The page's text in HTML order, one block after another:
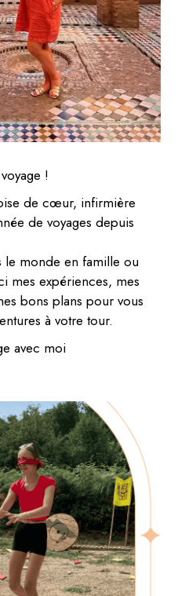
!
de cœur, infirmière
de voyages depuis
le monde en famille ou
mes expériences, mes
bons plans pour vous
à votre tour.
avec moi